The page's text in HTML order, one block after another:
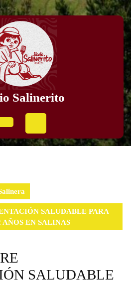
Salinerito
Button
SALUDABLE PARA
AÑOS EN SALINAS
SALUDABLE